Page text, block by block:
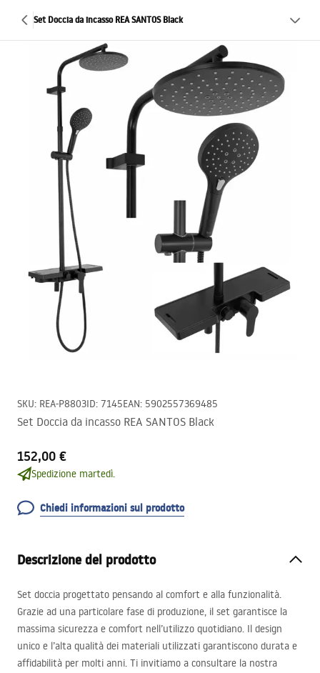
Set Doccia da incasso REA SANTOS Black
SKU: REA-P8803ID: 7145EAN: 5902557369485
Set Doccia da incasso REA SANTOS Black
152,00 €
Spedizione martedì.
Chiedi informazioni sul prodotto
Descrizione del prodotto
Set doccia progettato pensando al comfort e alla funzionalità.
Grazie ad una particolare fase di produzione, il set garantisce la
massima sicurezza e comfort nell’utilizzo quotidiano. Il design
unico e l’alta qualità dei materiali utilizzati garantiscono durata e
affidabilità per molti anni. Ti invitiamo a consultare la nostra